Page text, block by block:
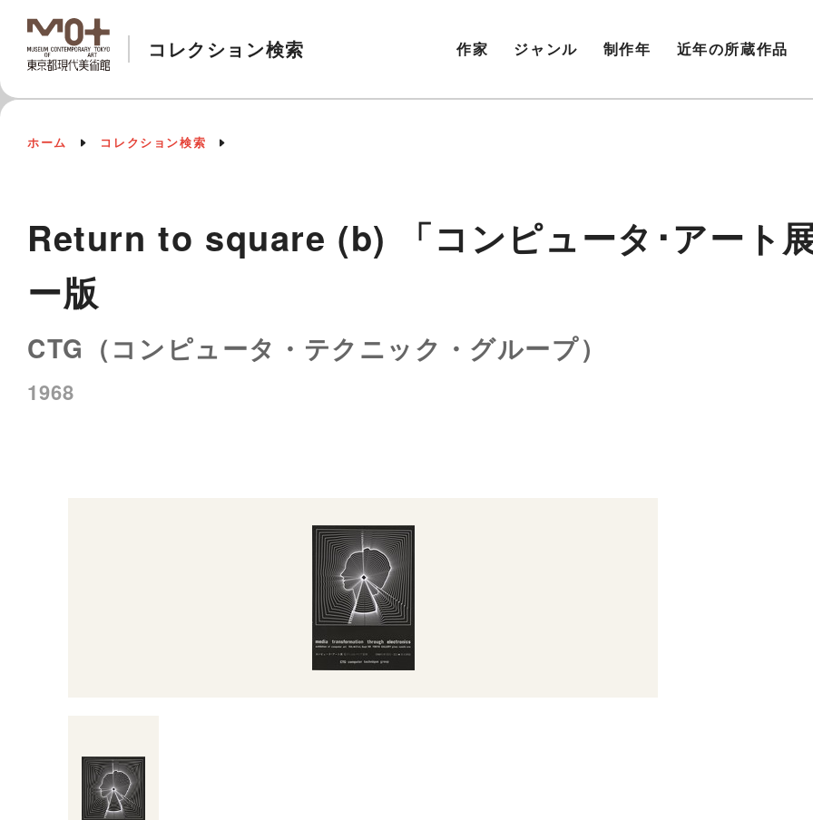
コレクション検索 作家 ジャンル 制作年 近年の所蔵作品
ホーム コレクション検索
Return to square (b) 「コンピュータ･アート
ー版
CTG（コンピュータ・テクニック・グループ）
1968